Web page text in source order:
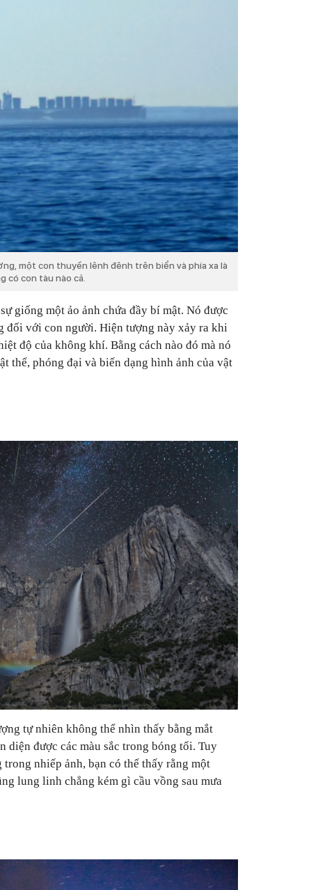
một con thuyền lênh đênh trên biển và phía xa là
có con tàu nào cả.
giống một ảo ảnh chứa đầy bí mật. Nó được
đối với con người. Hiện tượng này xảy ra khi
độ của không khí. Bằng cách nào đó mà nó
thể, phóng đại và biến dạng hình ảnh của vật
tự nhiên không thể nhìn thấy bằng mắt
diện được các màu sắc trong bóng tối. Tuy
nhiếp ảnh, bạn có thể thấy rằng một
lung linh chẳng kém gì cầu vồng sau mưa